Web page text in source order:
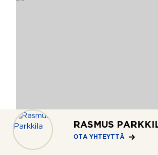
RASMUS
OTA YHTEYTTÄ